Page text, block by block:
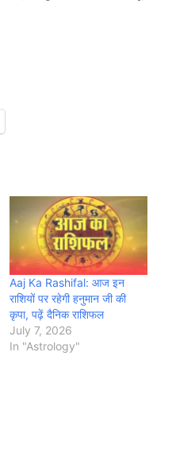
Aaj Ka Rashifal: आज इन
राशियों पर रहेगी हनुमान जी की
कृपा, पढ़ें दैनिक राशिफल
July 7, 2026
In "Astrology"